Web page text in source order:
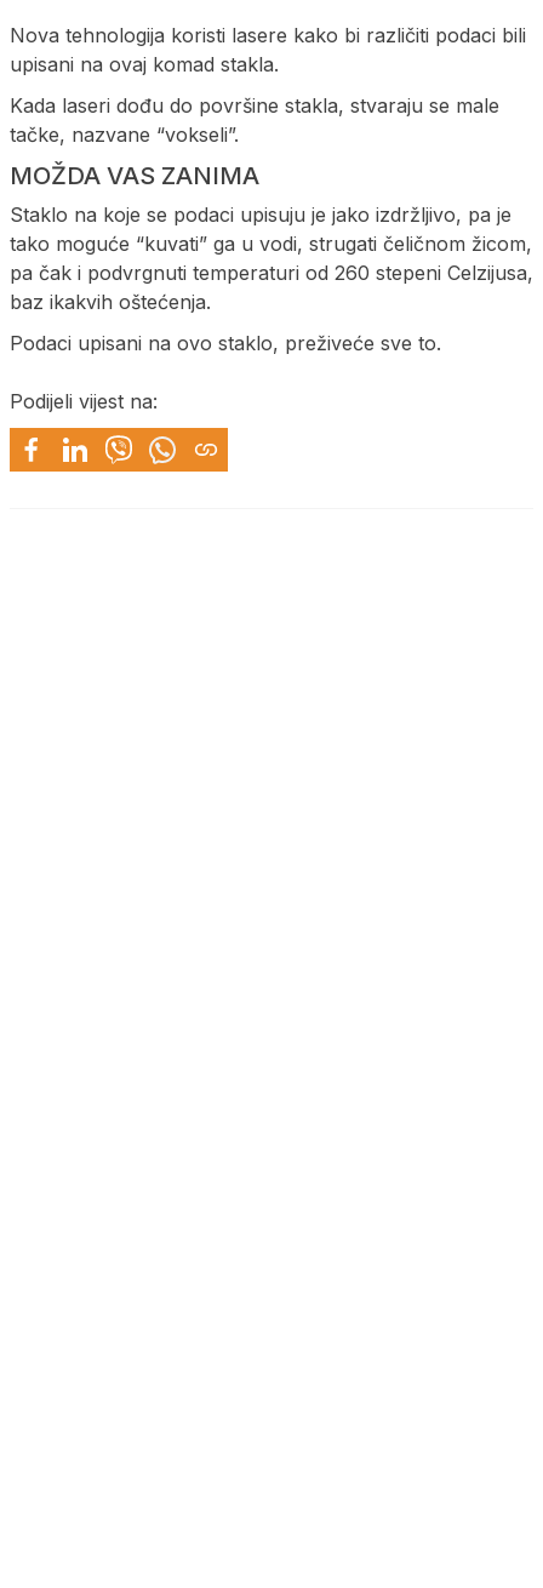
Nova tehnologija koristi lasere kako bi različiti podaci bili
upisani na ovaj komad stakla.
Kada laseri dođu do površine stakla, stvaraju se male
tačke, nazvane “vokseli”.
MOŽDA VAS ZANIMA
Staklo na koje se podaci upisuju je jako izdržljivo, pa je
tako moguće “kuvati” ga u vodi, strugati čeličnom žicom,
pa čak i podvrgnuti temperaturi od 260 stepeni Celzijusa,
baz ikakvih oštećenja.
Podaci upisani na ovo staklo, preživeće sve to.
Podijeli vijest na: